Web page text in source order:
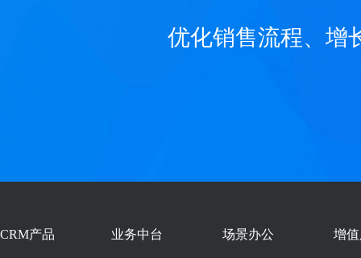
优化销售流程、增
CRM产品 业务中台 场景办公 增